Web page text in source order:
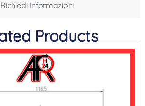
Richiedi Informazioni
Products